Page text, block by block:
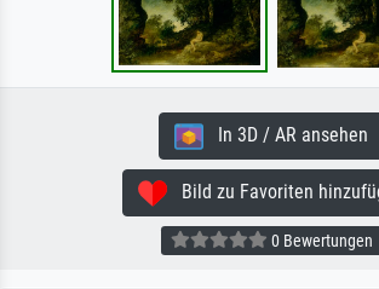
In 3D / AR ansehen
Bild zu Favoriten
0 Bewertungen